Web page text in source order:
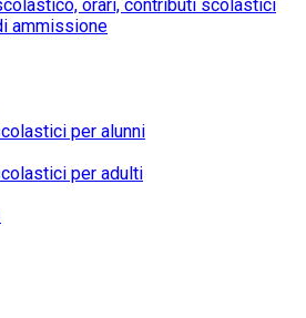
orari, contributi scolastici
ammissione
per alunni
per adulti